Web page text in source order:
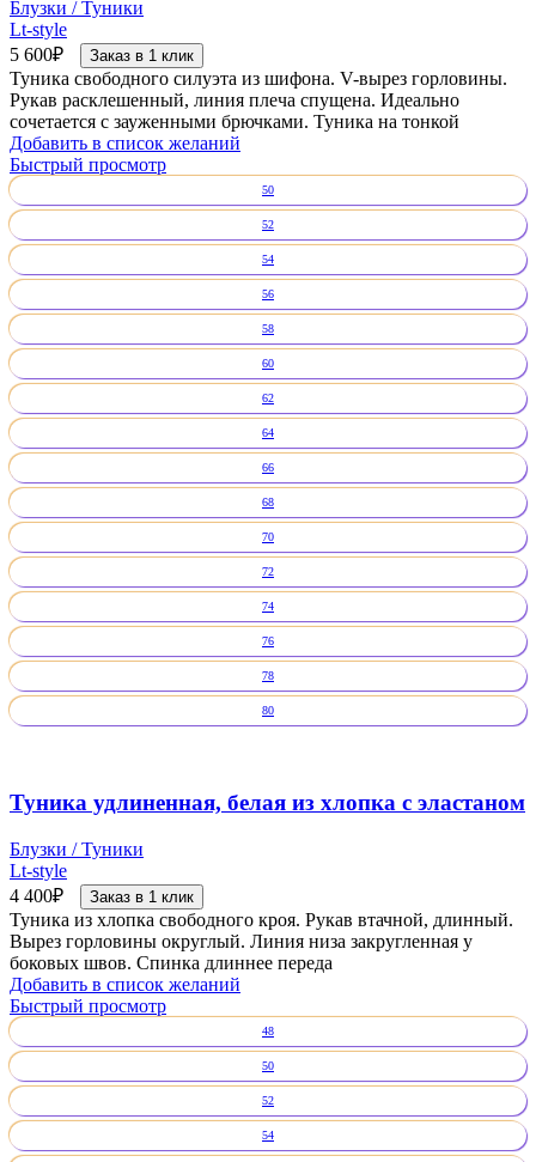
Блузки / Туники
Lt-style
5 600₽ Заказ в 1 клик
Туника свободного силуэта из шифона. V-вырез горловины.
Рукав расклешенный, линия плеча спущена. Идеально
сочетается с зауженными брючками. Туника на тонкой
Добавить в список желаний
Быстрый просмотр
50
52
54
56
58
60
62
64
66
68
70
72
74
76
78
80
Туника удлиненная, белая из хлопка с эластаном
Блузки / Туники
Lt-style
4 400₽ Заказ в 1 клик
Туника из хлопка свободного кроя. Рукав втачной, длинный.
Вырез горловины округлый. Линия низа закругленная у
боковых швов. Спинка длиннее переда
Добавить в список желаний
Быстрый просмотр
48
50
52
54